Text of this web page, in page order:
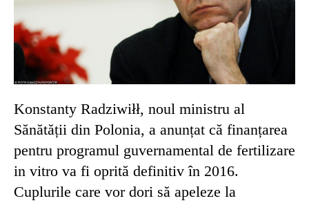
Konstanty Radziwiłł, noul ministru al
Sănătății din Polonia, a anunțat că finanțarea
pentru programul guvernamental de fertilizare
in vitro va fi oprită definitiv în 2016.
Cuplurile care vor dori să apeleze la